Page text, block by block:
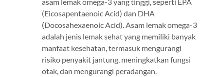
(Eicosapentaenoic Acid) dan DHA
(Docosahexaenoic Acid). Asam lemak omega-3
adalah jenis lemak sehat yang memiliki banyak
manfaat kesehatan, termasuk mengurangi
risiko penyakit jantung, meningkatkan fungsi
otak, dan mengurangi peradangan.